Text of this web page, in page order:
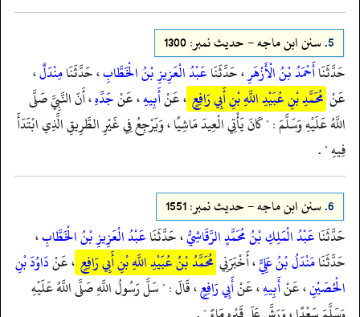
5. سنن ابن ماجه - حدیث نمبر: 1300
حَدَّثَنَاأَحْمَدُ بْنُ الْأَزْهَرِ، حَدَّثَنَاعَبْدُ الْعَزِيزِ بْنُ الْخَطَّابِ، حَدَّثَنَامِنْدَلٌ،
عَنْ مُحَمَّدِ بْنِ عُبَيْدِ اللَّهِ بْنِ أَبِي رَافِعٍ ، عَنْأَبِيهِ، عَنْجَدِّهِ، أَنّ النَّبِيَّ صَلَّى
اللَّهُ عَلَيْهِ وَسَلَّمَ : " كَانَ يَأْتِي الْعِيدَ مَاشِيًا ، وَيَرْجِعُ فِي غَيْرِ الطَّرِيقِ الَّذِي ابْتَدَأَ
فِيهِ " .
6. سنن ابن ماجه - حدیث نمبر: 1551
حَدَّثَنَاعَبْدُ الْمَلِكِ بْنُ مُحَمَّدٍ الرَّقَاشِيُّ، حَدَّثَنَاعَبْدُ الْعَزِيزِ بْنُ الْخَطَّابِ،
حَدَّثَنَامَنْدَلُ بْنُ عَلِيٍّ، أَخْبَرَنِي مُحَمَّدُ بْنُ عُبَيْدِ اللَّهِ بْنِ أَبِي رَافِعٍ ، عَنْدَاوُدَ بْنِ
الْحُصَيْنِ، عَنْأَبِيهِ، عَنْأَبِي رَافِعٍ، قَالَ : " سَلَّ رَسُولُ اللَّهِ صَلَّى اللَّهُ عَلَيْهِ